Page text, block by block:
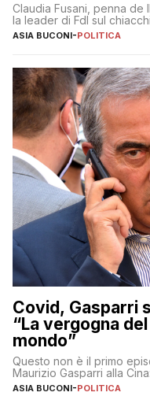
Claudia Fusani, penna de
la leader di FdI sul
ASIA BUCONI-POLITICA
Covid, Gasparri
“La vergogna
mondo”
Questo non è il primo
Maurizio Gasparri alla
ASIA BUCONI-POLITICA